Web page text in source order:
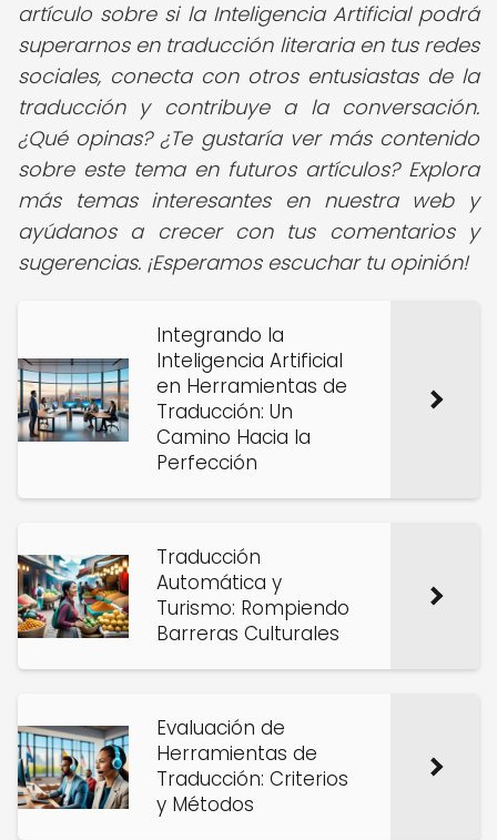
artículo sobre si la Inteligencia Artificial podrá
superarnos en traducción literaria en tus redes
sociales, conecta con otros entusiastas de la
traducción y contribuye a la conversación.
¿Qué opinas? ¿Te gustaría ver más contenido
sobre este tema en futuros artículos? Explora
más temas interesantes en nuestra web y
ayúdanos a crecer con tus comentarios y
sugerencias. ¡Esperamos escuchar tu opinión!
Integrando la
Inteligencia Artificial
en Herramientas de
Traducción: Un
Camino Hacia la
Perfección
Traducción
Automática y
Turismo: Rompiendo
Barreras Culturales
Evaluación de
Herramientas de
Traducción: Criterios
y Métodos